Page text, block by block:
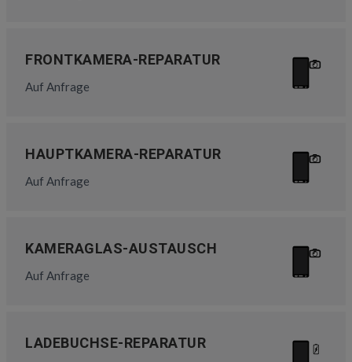
FRONTKAMERA-REPARATUR
Auf Anfrage
HAUPTKAMERA-REPARATUR
Auf Anfrage
KAMERAGLAS-AUSTAUSCH
Auf Anfrage
LADEBUCHSE-REPARATUR